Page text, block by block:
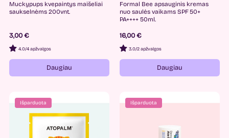
Muckypups kvepaintys maišeliai
saukselnėms 200vnt.
3,00 €
4.0/4 apžvalgos
Daugiau
Formal Bee apsauginis kremas
nuo saulės vaikams SPF 50+
PA++++ 50ml.
16,00 €
3.0/2 apžvalgos
Daugiau
Išparduota Išparduota